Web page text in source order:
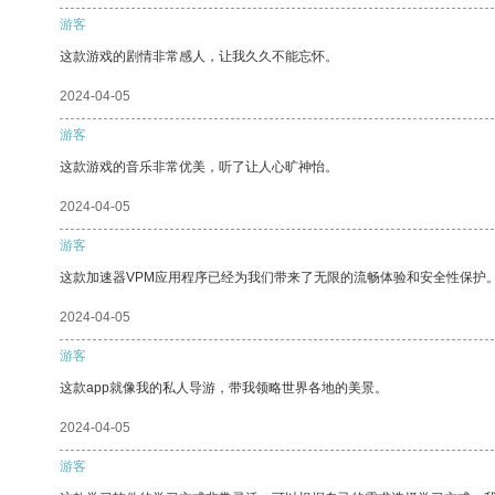
游客
这款游戏的剧情非常感人，让我久久不能忘怀。
2024-04-05
游客
这款游戏的音乐非常优美，听了让人心旷神怡。
2024-04-05
游客
这款加速器VPM应用程序已经为我们带来了无限的流畅体验和安全性保护
2024-04-05
游客
这款app就像我的私人导游，带我领略世界各地的美景。
2024-04-05
游客